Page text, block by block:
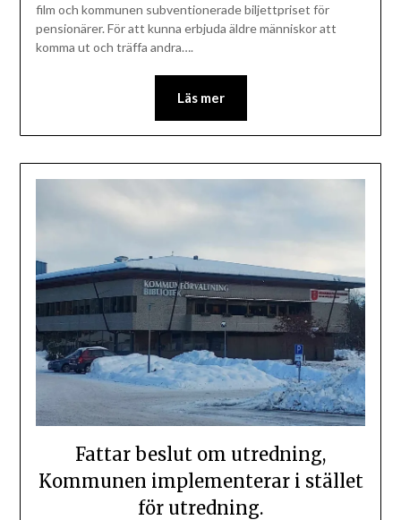
film och kommunen subventionerade biljettpriset för
pensionärer. För att kunna erbjuda äldre människor att
komma ut och träffa andra….
Läs mer
Fattar beslut om utredning,
Kommunen implementerar i stället
för utredning.